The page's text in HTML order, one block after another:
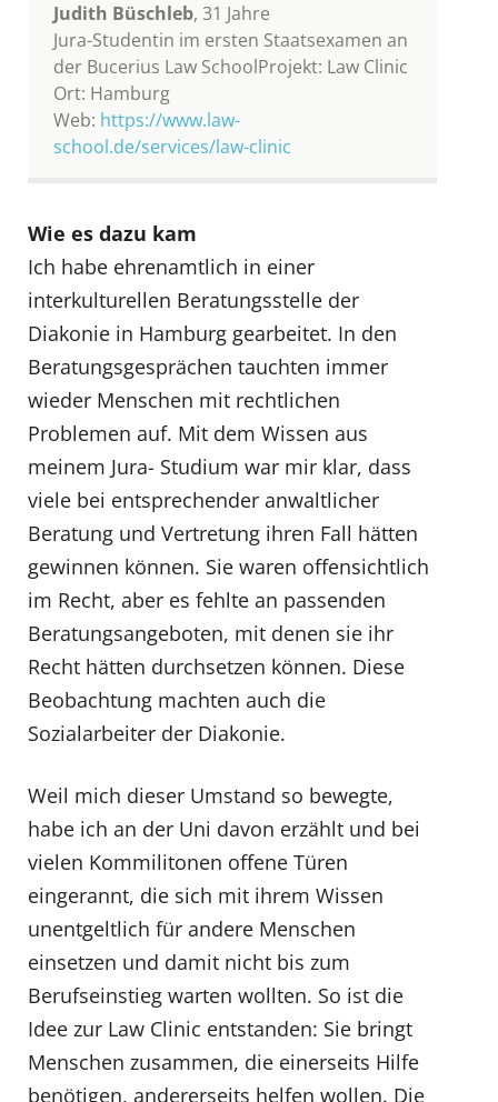
Judith Büschleb, 31 Jahre
Jura-Studentin im ersten Staatsexamen an
der Bucerius Law SchoolProjekt: Law Clinic
Ort: Hamburg
Web: https://www.law-
school.de/services/law-clinic
Wie es dazu kam
Ich habe ehrenamtlich in einer
interkulturellen Beratungsstelle der
Diakonie in Hamburg gearbeitet. In den
Beratungsgesprächen tauchten immer
wieder Menschen mit rechtlichen
Problemen auf. Mit dem Wissen aus
meinem Jura- Studium war mir klar, dass
viele bei entsprechender anwaltlicher
Beratung und Vertretung ihren Fall hätten
gewinnen können. Sie waren offensichtlich
im Recht, aber es fehlte an passenden
Beratungsangeboten, mit denen sie ihr
Recht hätten durchsetzen können. Diese
Beobachtung machten auch die
Sozialarbeiter der Diakonie.
Weil mich dieser Umstand so bewegte,
habe ich an der Uni davon erzählt und bei
vielen Kommilitonen offene Türen
eingerannt, die sich mit ihrem Wissen
unentgeltlich für andere Menschen
einsetzen und damit nicht bis zum
Berufseinstieg warten wollten. So ist die
Idee zur Law Clinic entstanden: Sie bringt
Menschen zusammen, die einerseits Hilfe
benötigen, andererseits helfen wollen. Die